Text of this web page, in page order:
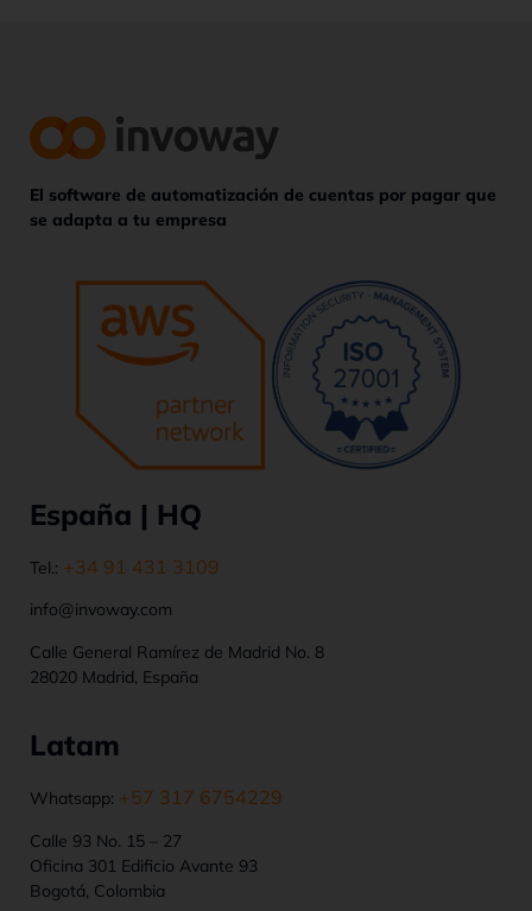
El software de automatización de cuentas por pagar que
se adapta a tu empresa
España | HQ
Tel.: +34 91 431 3109
info@invoway.com
Calle General Ramírez de Madrid No. 8
28020 Madrid, España
Latam
Whatsapp: +57 317 6754229
Calle 93 No. 15 – 27
Oficina 301 Edificio Avante 93
Bogotá, Colombia